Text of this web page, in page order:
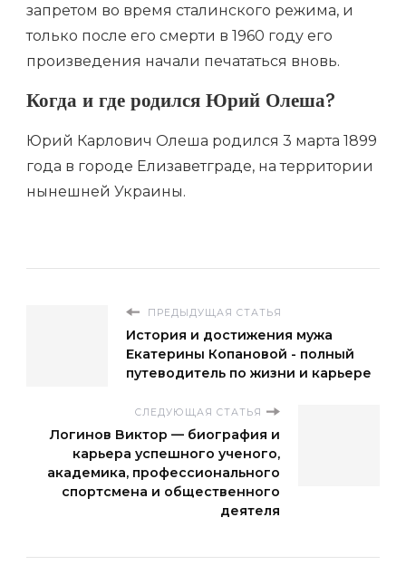
запретом во время сталинского режима, и
только после его смерти в 1960 году его
произведения начали печататься вновь.
Когда и где родился Юрий Олеша?
Юрий Карлович Олеша родился 3 марта 1899
года в городе Елизаветграде, на территории
нынешней Украины.
ПРЕДЫДУЩАЯ СТАТЬЯ
История и достижения мужа
Екатерины Копановой - полный
путеводитель по жизни и карьере
СЛЕДУЮЩАЯ СТАТЬЯ
Логинов Виктор — биография и
карьера успешного ученого,
академика, профессионального
спортсмена и общественного
деятеля